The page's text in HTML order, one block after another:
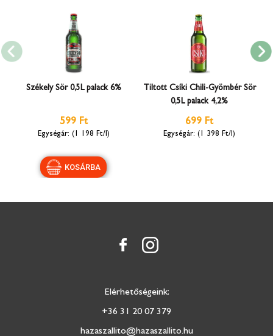
Székely Sör 0,5L palack 6%
599 Ft
(1 198 Ft/l)
Tiltott Csíki Chili-Gyömbér Sör
0,5L palack 4,2%
699 Ft
(1 398 Ft/l)
Elérhetőségeink:
+36 31 20 07 379
hazaszallito@hazaszallito.hu